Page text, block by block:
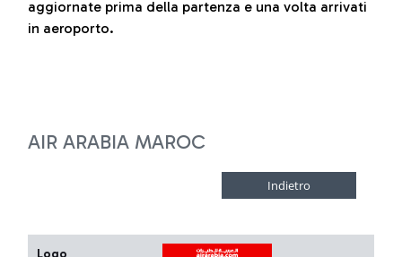
aggiornate prima della partenza e una volta arrivati
in aeroporto.
AIR ARABIA MAROC
Logo